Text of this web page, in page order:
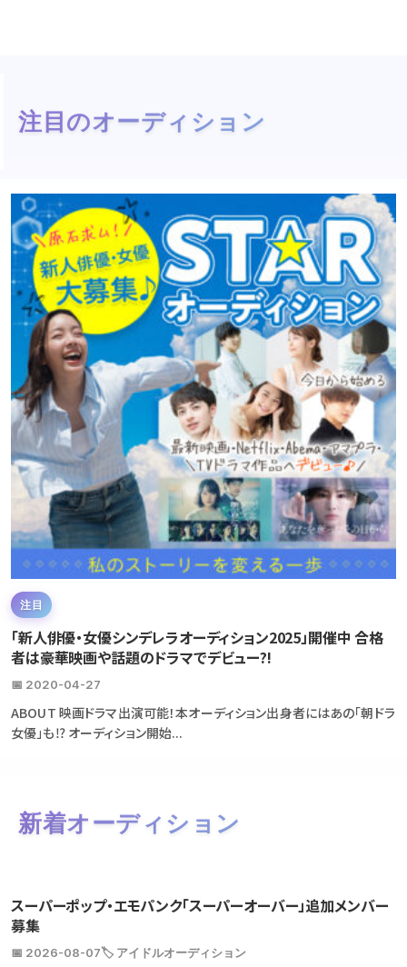
注目のオーディション
注目
「新人俳優・女優シンデレラオーディション2025」開催中 合格
者は豪華映画や話題のドラマでデビュー?!
📅 2020-04-27
ABOUT 映画ドラマ出演可能！本オーディション出身者にはあの「朝ドラ
女優」も⁉ オーディション開始...
新着オーディション
スーパーポップ・エモパンク「スーパーオーバー」追加メンバー
募集
📅 2026-08-07🏷️ アイドルオーディション